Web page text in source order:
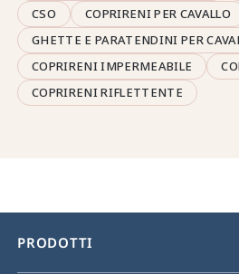
CSO
COPRIRENI PER CAVALLO
GHETTE E PARATENDINI PER
COPRIRENI IMPERMEABILE
COPRIRENI RIFLETTENTE
PRODOTTI